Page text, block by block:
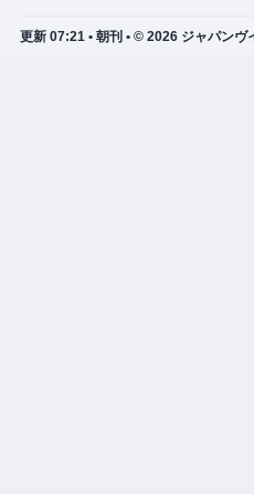
更新 07:21 • 朝刊 • © 2026 ジャパンヴ